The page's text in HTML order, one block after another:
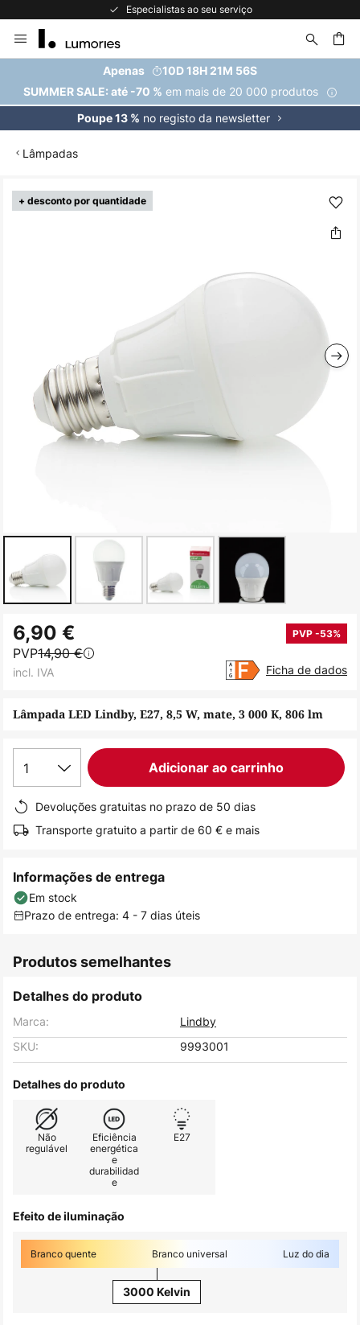
Especialistas ao seu serviço
para
Conteúdo
Apenas
10D 18H 21M 56S
SUMMER SALE: até -70 % em mais de 20 000 produtos
Poupe 13 % no registo da newsletter
Lâmpadas
+ desconto por quantidade
Saltar
para
para
início
Galeria
Lâmpada LED Lindby, E27, 8,5 W, mate, 3 000 K, 806 lm
6,90 € PVP -53%
PVP14,90 €
incl. IVA Ficha de dados
1 Adicionar ao carrinho
Devoluções gratuitas no prazo de 50 dias
Transporte gratuito a partir de 60 € e mais
Informações de entrega
Em stock
Prazo de entrega: 4 - 7 dias úteis
Produtos semelhantes
Detalhes do produto
Marca:
Lindby
SKU:
9993001
Detalhes do produto
Não
regulável
Eficiência
energética
e
durabilidad
e
E27
Efeito de iluminação
Branco quente Branco universal Luz do dia
3000 Kelvin